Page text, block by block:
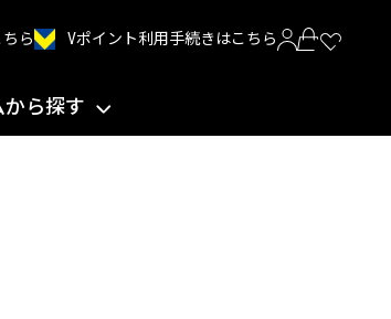
ちら Vポイント利用手続きはこちら
から探す